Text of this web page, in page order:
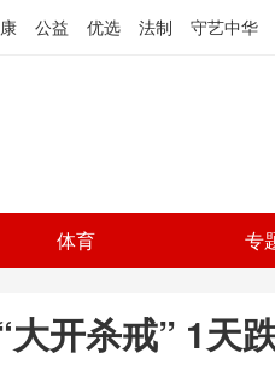
公益 优选 法制 守艺中华
体育 专
大开杀戒” 1天